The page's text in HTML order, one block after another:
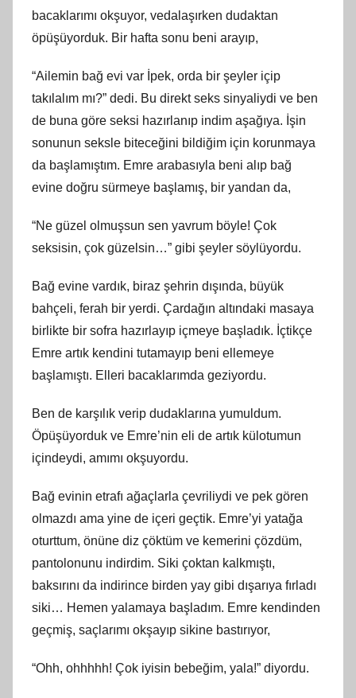
bacaklarımı okşuyor, vedalaşırken dudaktan
öpüşüyorduk. Bir hafta sonu beni arayıp,
“Ailemin bağ evi var İpek, orda bir şeyler içip
takılalım mı?” dedi. Bu direkt seks sinyaliydi ve ben
de buna göre seksi hazırlanıp indim aşağıya. İşin
sonunun seksle biteceğini bildiğim için korunmaya
da başlamıştım. Emre arabasıyla beni alıp bağ
evine doğru sürmeye başlamış, bir yandan da,
“Ne güzel olmuşsun sen yavrum böyle! Çok
seksisin, çok güzelsin…” gibi şeyler söylüyordu.
Bağ evine vardık, biraz şehrin dışında, büyük
bahçeli, ferah bir yerdi. Çardağın altındaki masaya
birlikte bir sofra hazırlayıp içmeye başladık. İçtikçe
Emre artık kendini tutamayıp beni ellemeye
başlamıştı. Elleri bacaklarımda geziyordu.
Ben de karşılık verip dudaklarına yumuldum.
Öpüşüyorduk ve Emre’nin eli de artık külotumun
içindeydi, amımı okşuyordu.
Bağ evinin etrafı ağaçlarla çevriliydi ve pek gören
olmazdı ama yine de içeri geçtik. Emre’yi yatağa
oturttum, önüne diz çöktüm ve kemerini çözdüm,
pantolonunu indirdim. Siki çoktan kalkmıştı,
baksırını da indirince birden yay gibi dışarıya fırladı
siki… Hemen yalamaya başladım. Emre kendinden
geçmiş, saçlarımı okşayıp sikine bastırıyor,
“Ohh, ohhhhh! Çok iyisin bebeğim, yala!” diyordu.